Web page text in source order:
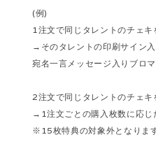
(例)
1注文で同じタレントのチェ
→そのタレントの印刷サイン
宛名一言メッセージ入りブロ
2注文で同じタレントのチェ
→1注文ごとの購入枚数に応じ
※15枚特典の対象外となります